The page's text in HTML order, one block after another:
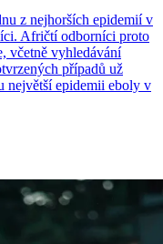
z nejhorších epidemií v
Afričtí odborníci proto
včetně vyhledávání
případů už
největší epidemii eboly v